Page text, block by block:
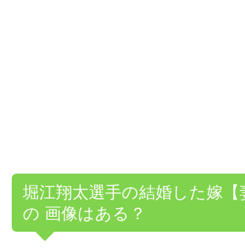
堀江翔太選手の結婚した嫁【
の 画像はある？